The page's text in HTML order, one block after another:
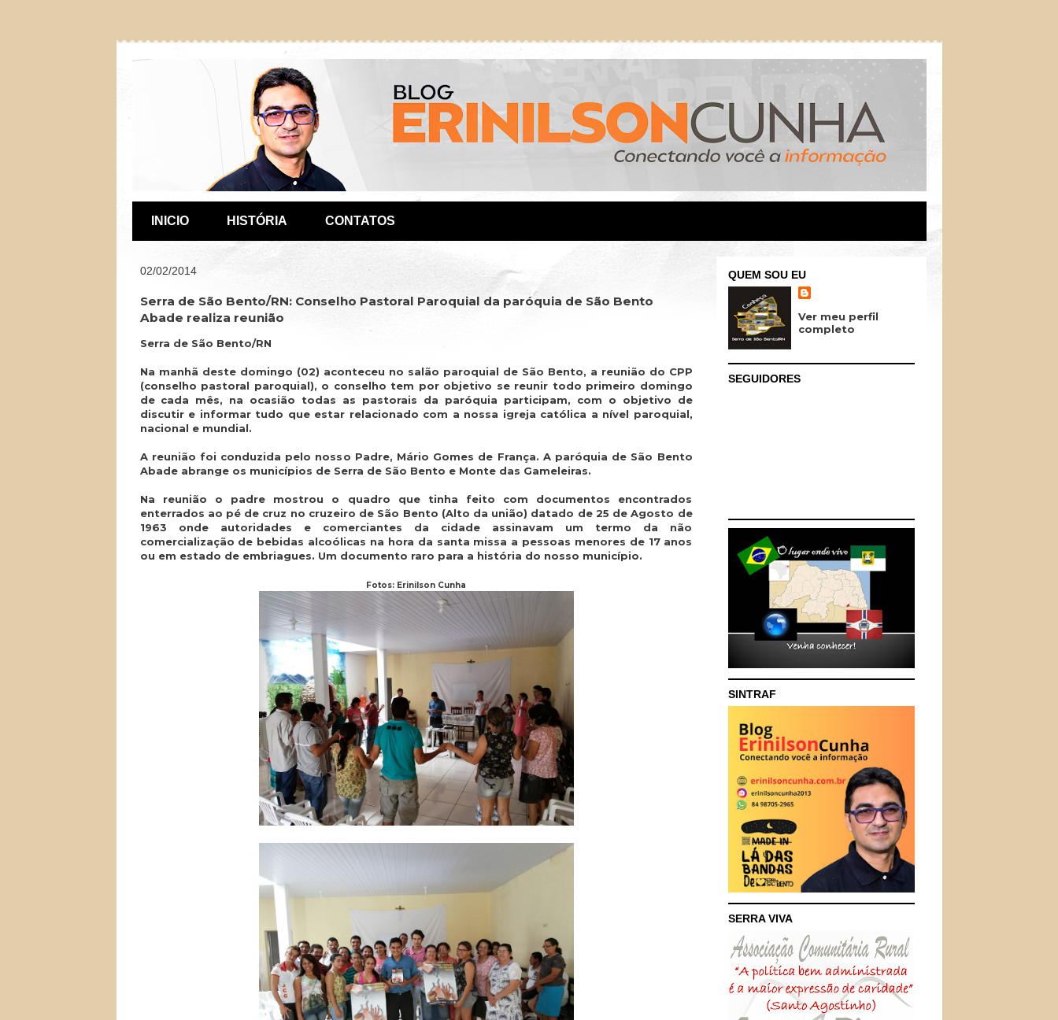
INICIO HISTÓRIA CONTATOS
02/02/2014
Serra de São Bento/RN: Conselho Pastoral Paroquial da paróquia de São Bento
Abade realiza reunião
Serra de São Bento/RN
Na manhã deste domingo (02) aconteceu no salão paroquial de São Bento, a reunião do CPP
(conselho pastoral paroquial), o conselho tem por objetivo se reunir todo primeiro domingo
de cada mês, na ocasião todas as pastorais da paróquia participam, com o objetivo de
discutir e informar tudo que estar relacionado com a nossa igreja católica a nível paroquial,
nacional e mundial.
A reunião foi conduzida pelo nosso Padre, Mário Gomes de França. A paróquia de São Bento
Abade abrange os municípios de Serra de São Bento e Monte das Gameleiras.
Na reunião o padre mostrou o quadro que tinha feito com documentos encontrados
enterrados ao pé de cruz no cruzeiro de São Bento (Alto da união) datado de 25 de Agosto de
1963 onde autoridades e comerciantes da cidade assinavam um termo da não
comercialização de bebidas alcoólicas na hora da santa missa a pessoas menores de 17 anos
ou em estado de embriagues. Um documento raro para a história do nosso município.
Fotos: Erinilson Cunha
QUEM SOU EU
Ver meu perfil
completo
SEGUIDORES
SINTRAF
SERRA VIVA